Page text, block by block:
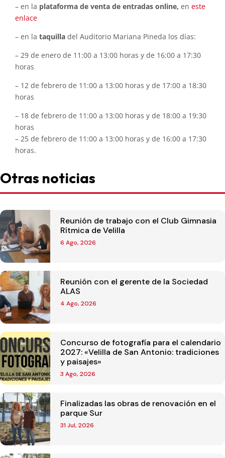
– en la plataforma de venta de entradas online, en este
enlace
– en la taquilladel Auditorio Mariana Pineda los días:
– 29 de enero de 11:00 a 13:00 horas y de 16:00 a 17:30
horas
– 12 de febrero de 11:00 a 13:00 horas y de 17:00 a 18:30
horas
– 18 de febrero de 11:00 a 13:00 horas y de 18:00 a 19:30
horas
– 25 de febrero de 11:00 a 13:00 horas y de 16:00 a 17:30
horas.
Otras noticias
Reunión de trabajo con el Club Gimnasia
Rítmica de Velilla
6 Ago, 2026
Reunión con el gerente de la Sociedad
ALAS
4 Ago, 2026
Concurso de fotografía para el calendario
2027: «Velilla de San Antonio: tradiciones
y paisajes»
3 Ago, 2026
Finalizadas las obras de renovación en el
parque Sur
31 Jul, 2026